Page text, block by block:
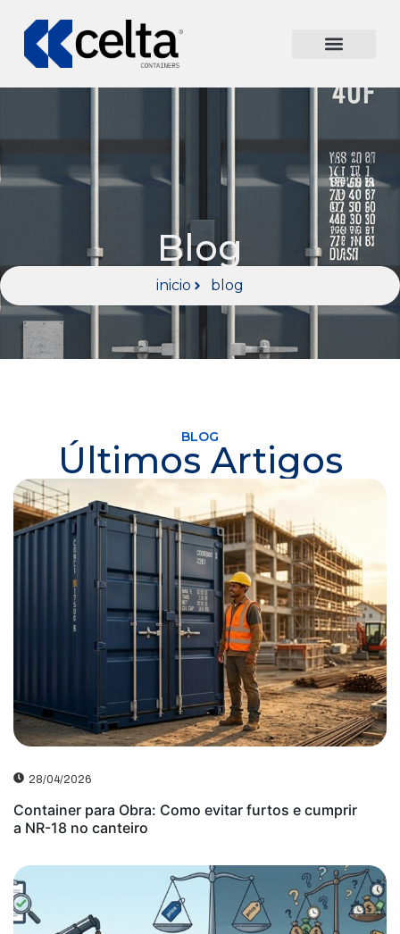
Blog
inicio blog
BLOG
Últimos Artigos
28/04/2026
Container para Obra: Como evitar furtos e cumprir
a NR-18 no canteiro